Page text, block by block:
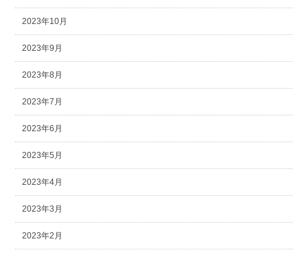
2023年10月
2023年9月
2023年8月
2023年7月
2023年6月
2023年5月
2023年4月
2023年3月
2023年2月